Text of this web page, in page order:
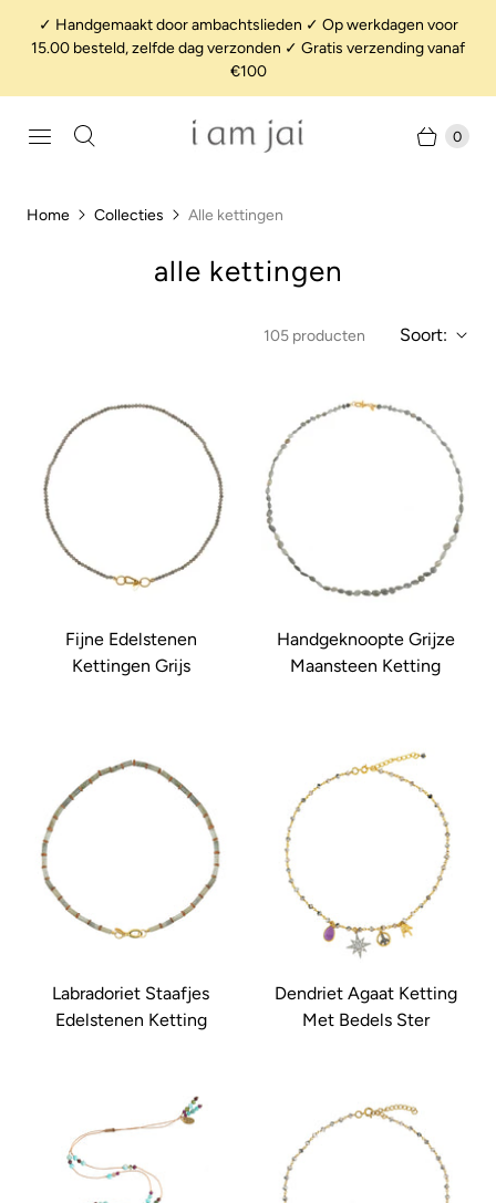
✓ Handgemaakt door ambachtslieden ✓ Op werkdagen voor
15.00 besteld, zelfde dag verzonden ✓ Gratis verzending vanaf
€100
0
Home Collecties Alle kettingen
alle kettingen
105 producten Soort:
Fijne Edelstenen
Kettingen Grijs
Handgeknoopte Grijze
Maansteen Ketting
Labradoriet Staafjes
Edelstenen Ketting
Dendriet Agaat Ketting
Met Bedels Ster